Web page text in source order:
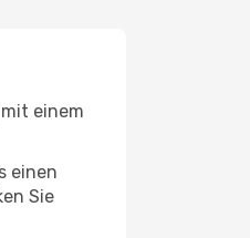
einem
einen
Sie